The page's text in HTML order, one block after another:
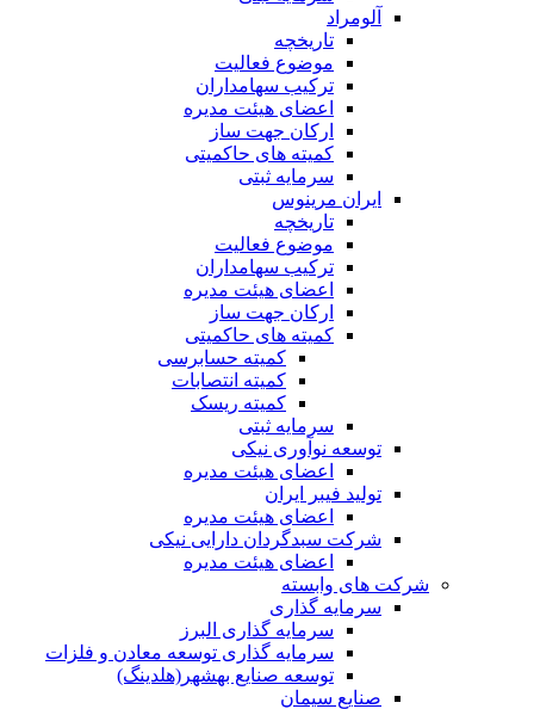
آلومراد
تاریخچه
موضوع فعالیت
ترکیب سهامداران
اعضای هیئت مدیره
ارکان جهت ساز
کمیته های حاکمیتی
سرمایه ثبتی
ایران مرینوس
تاریخچه
موضوع فعالیت
ترکیب سهامداران
اعضای هیئت مدیره
ارکان جهت ساز
کمیته های حاکمیتی
کمیته حسابرسی
کمیته انتصابات
کمیته ریسک
سرمایه ثبتی
توسعه نوآوری نیکی
اعضای هیئت مدیره
تولید فیبر ایران
اعضای هیئت مدیره
شرکت سبدگردان دارایی نیکی
اعضای هیئت مدیره
شرکت های وابسته
سرمایه گذاری
سرمایه گذاری البرز
سرمایه گذاری توسعه معادن و فلزات
توسعه‌ صنایع‌ بهشهر(هلدینگ)
صنایع سیمان